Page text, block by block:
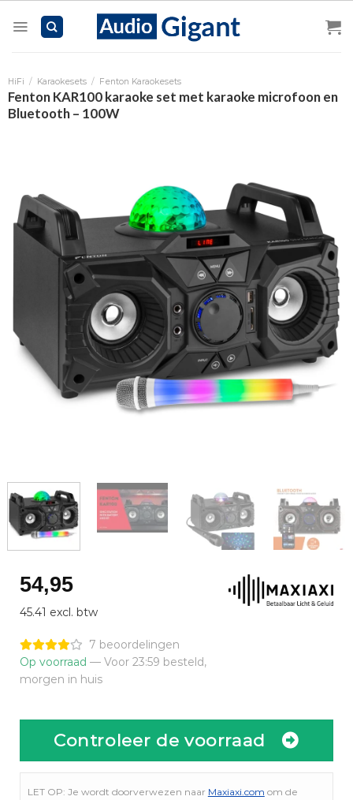
HiFi / Karaokesets / Fenton Karaokesets
Fenton KAR100 karaoke set met karaoke microfoon en
Bluetooth – 100W
54,95
45.41 excl. btw
7 beoordelingen
Op voorraad — Voor 23:59 besteld,
morgen in huis
Controleer de voorraad
LET OP: Je wordt doorverwezen naar Maxiaxi.com om de